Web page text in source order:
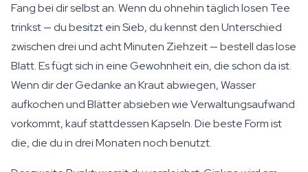
Fang bei dir selbst an. Wenn du ohnehin täglich losen Tee
trinkst — du besitzt ein Sieb, du kennst den Unterschied
zwischen drei und acht Minuten Ziehzeit — bestell das lose
Blatt. Es fügt sich in eine Gewohnheit ein, die schon da ist.
Wenn dir der Gedanke an Kraut abwiegen, Wasser
aufkochen und Blätter absieben wie Verwaltungsaufwand
vorkommt, kauf stattdessen Kapseln. Die beste Form ist
die, die du in drei Monaten noch benutzt.